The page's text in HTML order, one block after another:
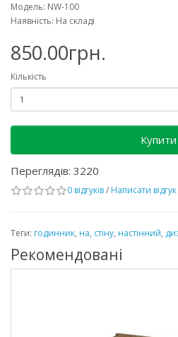
Модель: NW-100
Наявність: На складі
850.00грн.
Кількість
Купити
Переглядів: 3220
0 відгуків/ Написати відгук
Теги: годинник, на, стіну, настінний,
Рекомендовані